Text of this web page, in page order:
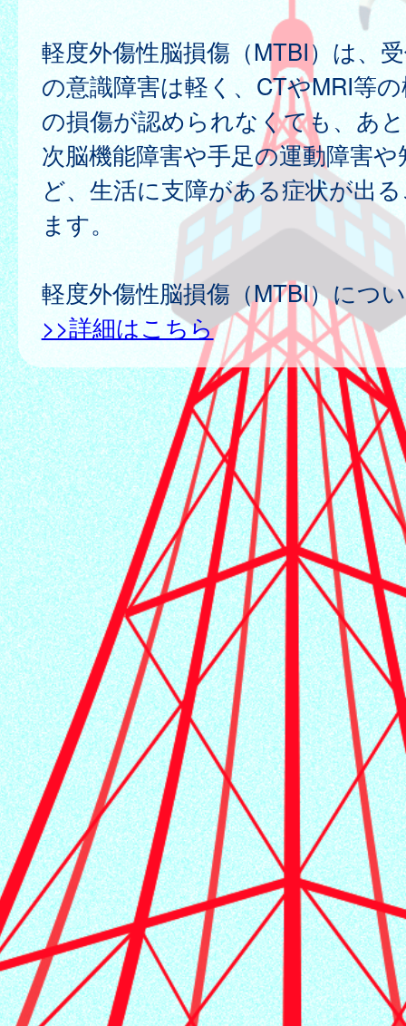
軽度外傷性脳損傷（MTBI）は、
の意識障害は軽く、CTやMRI等
の損傷が認められなくても、あ
次脳機能障害や手足の運動障害
ど、生活に支障がある症状が出
ます。
軽度外傷性脳損傷（MTBI）につ
>>詳細はこちら